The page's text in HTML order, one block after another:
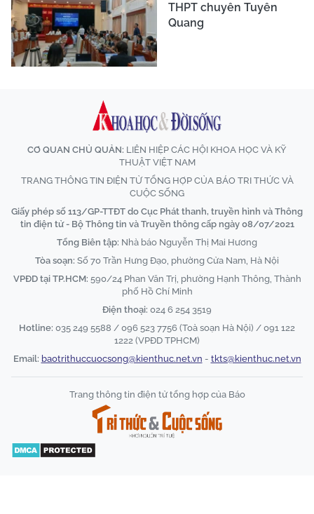
THPT chuyên Tuyên
Quang
CƠ QUAN CHỦ QUẢN: LIÊN HIỆP CÁC HỘI KHOA HỌC VÀ KỸ
THUẬT VIỆT NAM
TRANG THÔNG TIN ĐIỆN TỬ TỔNG HỢP CỦA BÁO TRI THỨC VÀ
CUỘC SỐNG
Giấy phép số 113/GP-TTĐT do Cục Phát thanh, truyền hình và Thông
tin điện tử - Bộ Thông tin và Truyền thông cấp ngày 08/07/2021
Tổng Biên tập: Nhà báo Nguyễn Thị Mai Hương
Tòa soạn: Số 70 Trần Hưng Đạo, phường Cửa Nam, Hà Nội
VPĐD tại TP.HCM: 590/24 Phan Văn Trị, phường Hạnh Thông, Thành
phố Hồ Chí Minh
Điện thoại: 024 6 254 3519
Hotline: 035 249 5588 / 096 523 7756 (Toà soạn Hà Nội) / 091 122
1222 (VPĐD TPHCM)
Email: baotrithuccuocsong@kienthuc.net.vn - tkts@kienthuc.net.vn
Trang thông tin điện tử tổng hợp của Báo